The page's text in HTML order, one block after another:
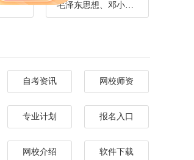
毛泽东思想、邓小平理论和“三个代表”重要思想概论
自考资讯 网校师资
专业计划 报名入口
网校介绍 软件下载